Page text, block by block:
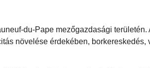
du-Pape mezőgazdasági területén.
növelése érdekében, borkereskedés,